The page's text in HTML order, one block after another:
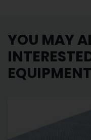
YOU MAY
EQUIPMENT